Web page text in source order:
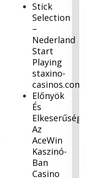
Stick
Selection
–
Nederland
Start
Playing
staxino-
casinos.com
Előnyök
És
Elkeserűség
Az
AceWin
Kaszinó-
Ban
Casino